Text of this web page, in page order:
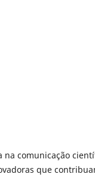
na comunicação
que